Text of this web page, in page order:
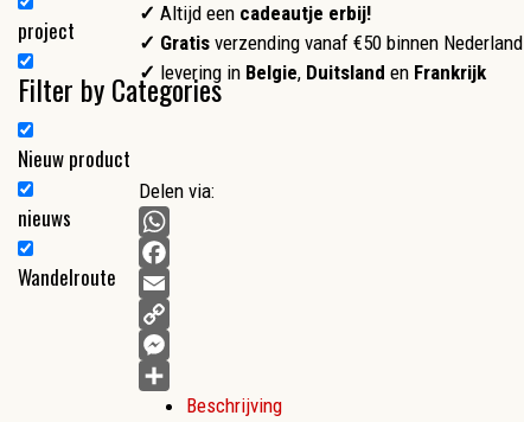
project
Filter by Categories
Nieuw product
nieuws
Wandelroute
✓ Altijd een cadeautje erbij!
✓ Gratis verzending vanaf €50 binnen Nederland
✓ levering in Belgie, Duitsland en Frankrijk
Delen via:
WhatsApp
Facebook
Email
Copy
Link
Messenger
Delen
Beschrijving